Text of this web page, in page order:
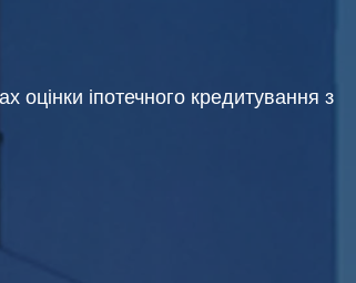
оцінки іпотечного кредитування з